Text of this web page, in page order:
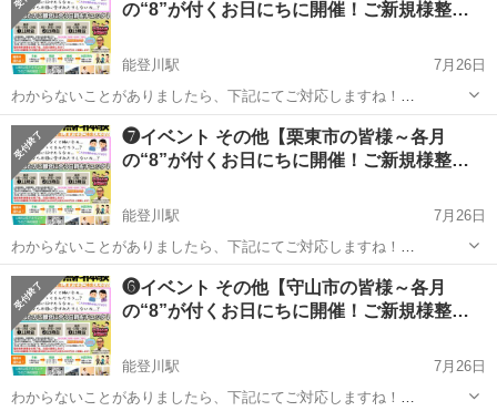
の“8”が付くお日にちに開催！ご新規様整…
能登川駅
7月26日
わからないことがありましたら、下記にてご対応しますね！
https://lin.ee/ALMeD11 ↑もしくは「ライン」で『@002ideed』まで！
■■■■■■■ご覧いただき有...
滋賀 甲賀市 能登川駅 その他
❼イベント その他【栗東市の皆様～各月
の“8”が付くお日にちに開催！ご新規様整…
能登川駅
7月26日
わからないことがありましたら、下記にてご対応しますね！
https://lin.ee/ALMeD11 ↑もしくは「ライン」で『@002ideed』まで！
■■■■■■■ご覧いただき有...
滋賀 栗東市 能登川駅 その他 サロン
❻イベント その他【守山市の皆様～各月
の“8”が付くお日にちに開催！ご新規様整…
能登川駅
7月26日
わからないことがありましたら、下記にてご対応しますね！